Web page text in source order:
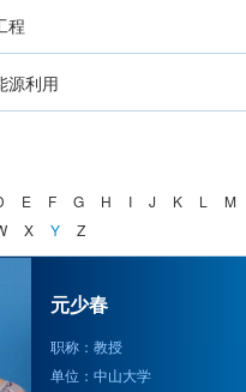
程
源利用
策
展
E F G H I J K L M
X Y Z
元少春
职称：教授
单位：中山大学